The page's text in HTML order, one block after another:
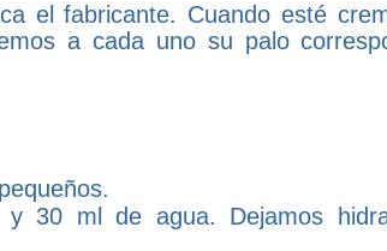
el fabricante. Cuando esté
a cada uno su palo
30 ml de agua. Dejamos